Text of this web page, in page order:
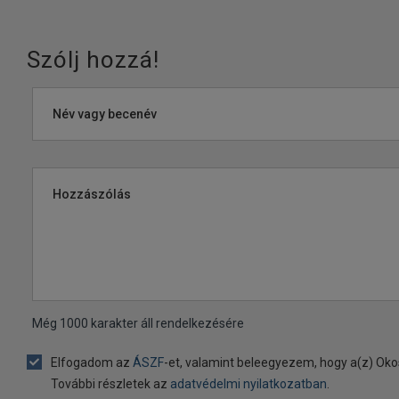
Szólj hozzá!
Név vagy becenév
Hozzászólás
Még 1000 karakter áll rendelkezésére
Elfogadom az ÁSZF-et, valamint beleegyezem, hogy a(z)
További részletek az adatvédelmi nyilatkozatban